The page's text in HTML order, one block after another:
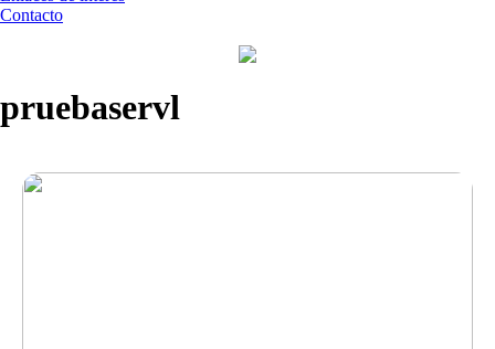
Contacto
pruebaservl